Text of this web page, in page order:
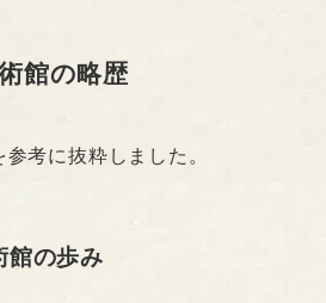
館の略歴
考に抜粋しました。
館の歩み